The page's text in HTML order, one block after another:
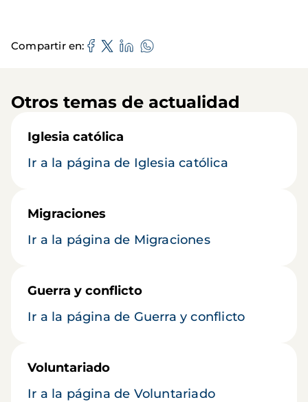
Compartir en
Otros temas de actualidad
Iglesia católica
Ir a la página de Iglesia católica
Migraciones
Ir a la página de Migraciones
Guerra y conflicto
Ir a la página de Guerra y conflicto
Voluntariado
Ir a la página de Voluntariado